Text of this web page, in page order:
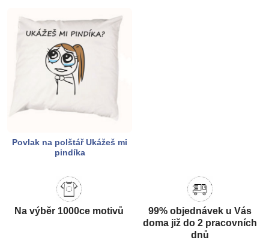
Povlak na polštář Ukážeš mi
pindíka
Na výběr 1000ce motivů
99% objednávek u Vás
doma již do 2 pracovních
dnů